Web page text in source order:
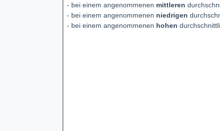
- bei einem angenommenen mittleren
- bei einem angenommenen niedrigen
- bei einem angenommenen hohen